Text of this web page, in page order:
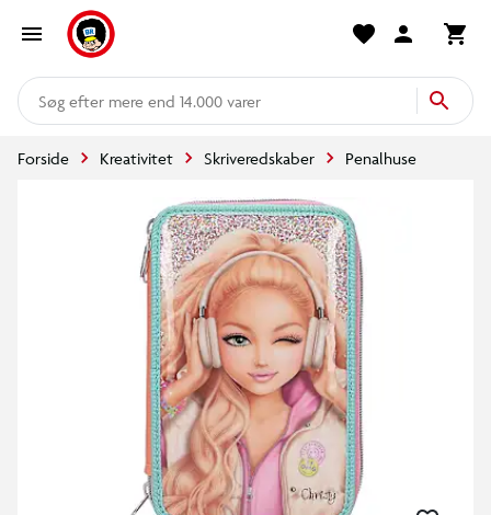
mere end 14.000 varer
Forside Kreativitet Skriveredskaber Penalhuse